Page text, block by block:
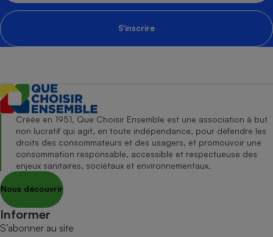
S'inscrire
Créée en 1951, Que Choisir Ensemble est une association à but
non lucratif qui agit, en toute indépendance, pour défendre les
droits des consommateurs et des usagers, et promouvoir une
consommation responsable, accessible et respectueuse des
enjeux sanitaires, sociétaux et environnementaux.
Nous découvrir
Informer
S’abonner au site